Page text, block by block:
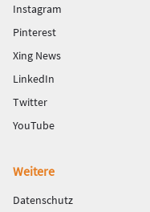
Instagram
Pinterest
Xing News
LinkedIn
Twitter
YouTube
Weitere
Datenschutz